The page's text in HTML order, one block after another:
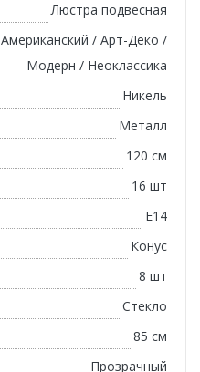
Люстра подвесная
Американский / Арт-Деко /
Модерн / Неоклассика
Никель
Металл
120 см
16 шт
E14
Конус
8 шт
Стекло
85 см
Прозрачный